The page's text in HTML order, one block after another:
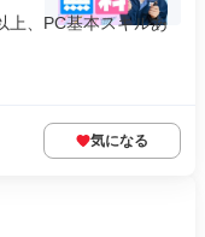
上、PC基本スキルあ
気になる